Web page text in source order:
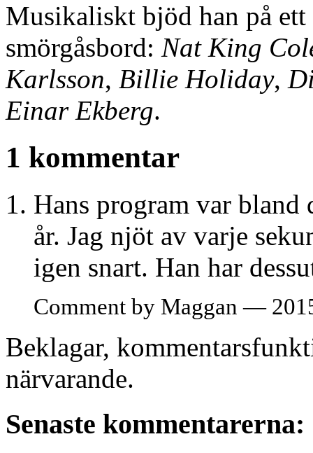
Musikaliskt bjöd han på
smörgåsbord: Nat King
Karlsson, Billie Holiday,
Einar Ekberg.
1 kommentar
Hans program var bland
år. Jag njöt av varje
igen snart. Han har
Comment by Maggan —
Beklagar,
närvarande.
Senaste kommentarerna: